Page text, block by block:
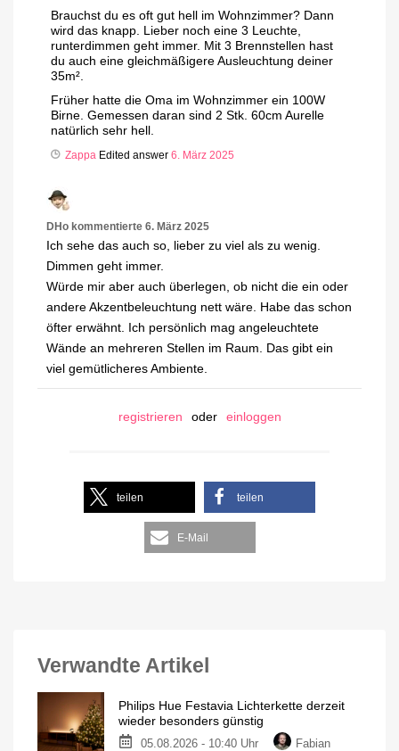
Brauchst du es oft gut hell im Wohnzimmer? Dann
wird das knapp. Lieber noch eine 3 Leuchte,
runterdimmen geht immer. Mit 3 Brennstellen hast
du auch eine gleichmäßigere Ausleuchtung deiner
35m².
Früher hatte die Oma im Wohnzimmer ein 100W
Birne. Gemessen daran sind 2 Stk. 60cm Aurelle
natürlich sehr hell.
Zappa Edited answer 6. März 2025
DHo kommentierte 6. März 2025
Ich sehe das auch so, lieber zu viel als zu wenig.
Dimmen geht immer.
Würde mir aber auch überlegen, ob nicht die ein oder
andere Akzentbeleuchtung nett wäre. Habe das schon
öfter erwähnt. Ich persönlich mag angeleuchtete
Wände an mehreren Stellen im Raum. Das gibt ein
viel gemütlicheres Ambiente.
registrieren oder einloggen
teilen teilen
E-Mail
Verwandte Artikel
Philips Hue Festavia Lichterkette derzeit
wieder besonders günstig
05.08.2026 - 10:40 Uhr
Fabian